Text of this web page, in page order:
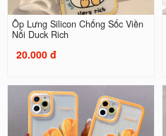
Ốp Lưng Silicon Chống Sốc Viền
Nổi Duck Rich
20.000 đ